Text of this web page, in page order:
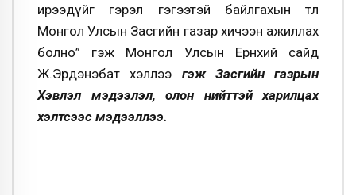
ирээдүйг гэрэл гэгээтэй байлгахын төлөө
Монгол Улсын Засгийн газар хичээн ажиллах
болно” гэж Монгол Улсын Ерөнхий сайд
Ж.Эрдэнэбат хэллээ гэж Засгийн газрын
Хэвлэл мэдээлэл, олон нийттэй харилцах
хэлтсээс мэдээллээ.